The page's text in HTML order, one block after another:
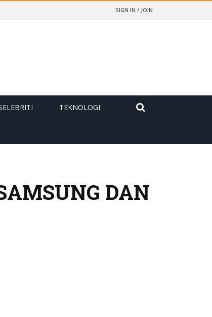
SIGN IN / JOIN
TEKNOLOGI
DAN